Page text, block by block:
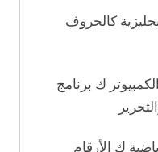
كالحروف
ك برنامج
ك الأرقام